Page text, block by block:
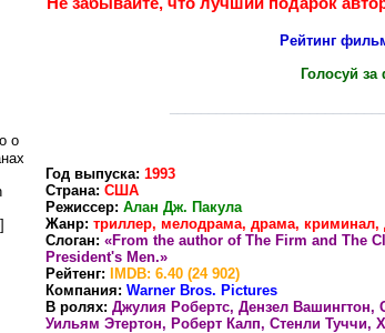
Рейтинг
Голосуй
Год выпуска: 1993
Страна: США
Режиссер: Алан Дж. Пакула
Жанр: триллер, мелодрама, драма, криминал,
Слоган: «From the author of The Firm and The
President's Men.»
Рейтенг:
IMDB: 6.40 (24 902)
Компания: Warner Bros. Pictures
В ролях: Джулия Робертс, Дензел
Уильям Этертон, Роберт Калп, Стенли Туччи,